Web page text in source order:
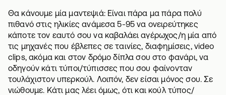
Θα κάνουμε μία μαντεψιά: Είναι πάρα μα πάρα πολύ
πιθανό στις ηλικίες ανάμεσα 5-95 να ονειρεύτηκες
κάποτε τον εαυτό σου να καβαλάει αγέρωχος/η μία από
τις μηχανές που έβλεπες σε ταινίες, διαφημίσεις, video
clips, ακόμα και στον δρόμο δίπλα σου στο φανάρι, να
οδηγούν κάτι τύποι/τύπισσες που σου φαίνονταν
τουλάχιστον υπερκούλ. Λοιπόν, δεν είσαι μόνος σου. Σε
νιώθουμε. Κάτι μας λέει όμως, ότι και κούλ τύπος/